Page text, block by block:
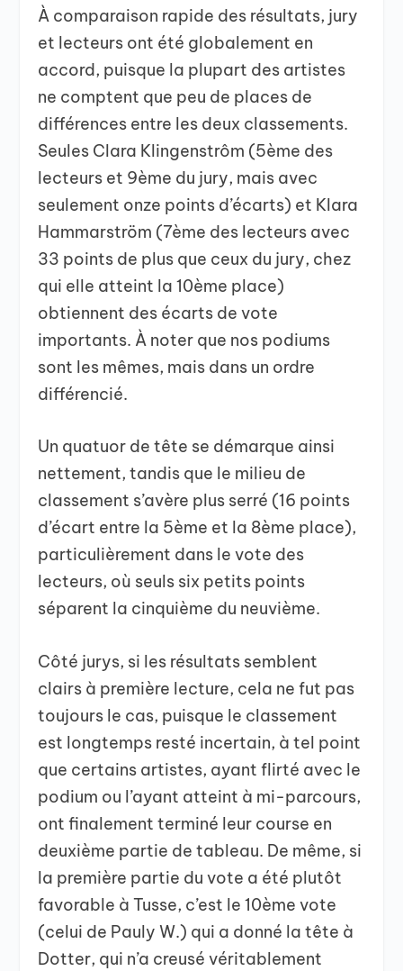
À comparaison rapide des résultats, jury
et lecteurs ont été globalement en
accord, puisque la plupart des artistes
ne comptent que peu de places de
différences entre les deux classements.
Seules Clara Klingenstrôm (5ème des
lecteurs et 9ème du jury, mais avec
seulement onze points d’écarts) et Klara
Hammarström (7ème des lecteurs avec
33 points de plus que ceux du jury, chez
qui elle atteint la 10ème place)
obtiennent des écarts de vote
importants. À noter que nos podiums
sont les mêmes, mais dans un ordre
différencié.
Un quatuor de tête se démarque ainsi
nettement, tandis que le milieu de
classement s’avère plus serré (16 points
d’écart entre la 5ème et la 8ème place),
particulièrement dans le vote des
lecteurs, où seuls six petits points
séparent la cinquième du neuvième.
Côté jurys, si les résultats semblent
clairs à première lecture, cela ne fut pas
toujours le cas, puisque le classement
est longtemps resté incertain, à tel point
que certains artistes, ayant flirté avec le
podium ou l’ayant atteint à mi-parcours,
ont finalement terminé leur course en
deuxième partie de tableau. De même, si
la première partie du vote a été plutôt
favorable à Tusse, c’est le 10ème vote
(celui de Pauly W.) qui a donné la tête à
Dotter, qui n’a creusé véritablement